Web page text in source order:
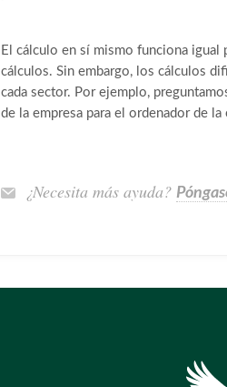
El cálculo en sí mismo funciona
cálculos. Sin embargo, los cálculos
cada sector. Por ejemplo,
de la empresa para el ordenador de la
¿Necesita más ayuda?